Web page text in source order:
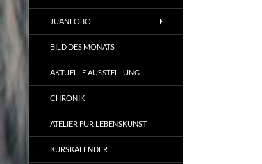
JUANLOBO
BILD DES MONATS
AKTUELLE AUSSTELLUNG
CHRONIK
ATELIER FÜR LEBENSKUNST
KURSKALENDER